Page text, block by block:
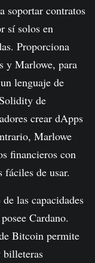
soportar contratos
sí solos en
Proporciona
y Marlowe, para
lenguaje de
de
crear dApps
Marlowe
financieros con
fáciles de usar.
las capacidades
Cardano.
Bitcoin permite
billeteras